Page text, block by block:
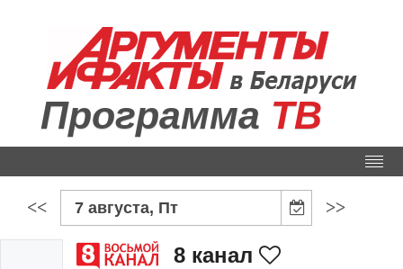
Программа ТВ
<< 7 августа, Пт >>
8 канал